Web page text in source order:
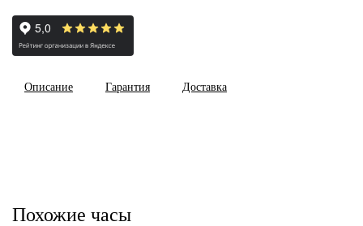
Описание Гарантия Доставка
Похожие часы